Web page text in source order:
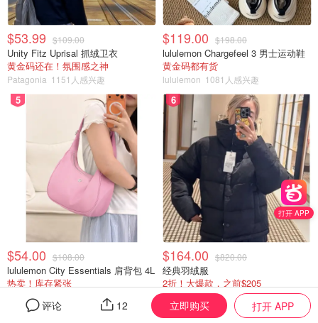
打开 APP
评论 12 立即购买 打开 APP
$53.99 $109.00
Unity Fitz Uprisal 抓绒卫衣
黄金码还在！氛围感之神
Patagonia 1151人感兴趣
$119.00 $198.00
lululemon Chargefeel 3 男士运动鞋
黄金码都有货
lululemon 1081人感兴趣
5
$54.00 $108.00
lululemon City Essentials 肩背包 4L
热卖！库存紧张
lululemon
6
$164.00 $820.00
经典羽绒服
2折！大爆款，之前$205
Coach Outlet 877人感兴趣
8